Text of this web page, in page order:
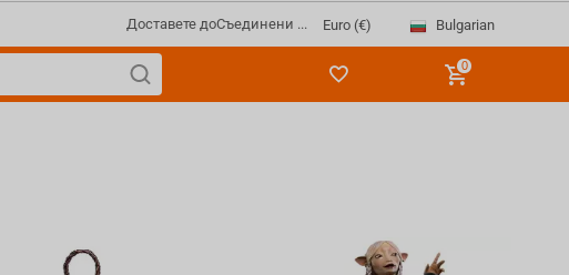
Доставете доСъединени ... Euro (€) Bulgarian
0